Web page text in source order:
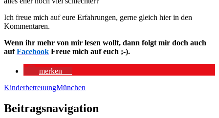
Ich freue mich auf eure Erfahrungen, gerne gleich hier in den
Kommentaren.
Wenn ihr mehr von mir lesen wollt, dann folgt mir doch auch
aufFacebook Freue mich auf euch ;-).
merken
KinderbetreuungMünchen
Beitragsnavigation